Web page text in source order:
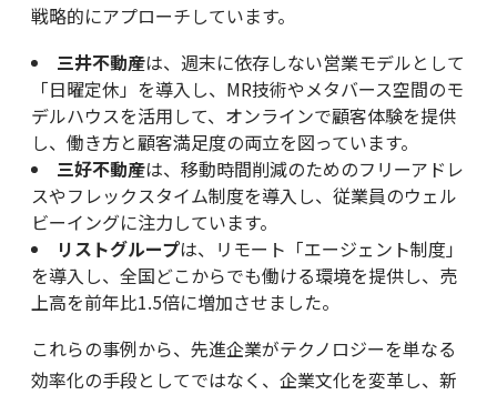
戦略的にアプローチしています。
三井不動産は、週末に依存しない営業モデルとして
「日曜定休」を導入し、MR技術やメタバース空間のモ
デルハウスを活用して、オンラインで顧客体験を提供
し、働き方と顧客満足度の両立を図っています。
三好不動産は、移動時間削減のためのフリーアドレ
スやフレックスタイム制度を導入し、従業員のウェル
ビーイングに注力しています。
リストグループは、リモート「エージェント制度」
を導入し、全国どこからでも働ける環境を提供し、売
上高を前年比1.5倍に増加させました。
これらの事例から、先進企業がテクノロジーを単なる
効率化の手段としてではなく、企業文化を変革し、新